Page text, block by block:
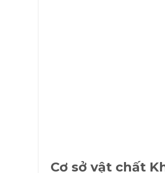
Cơ sở vật chất